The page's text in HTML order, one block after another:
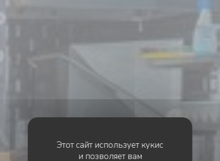
Этот сайт использует кукис
и позволяет вам